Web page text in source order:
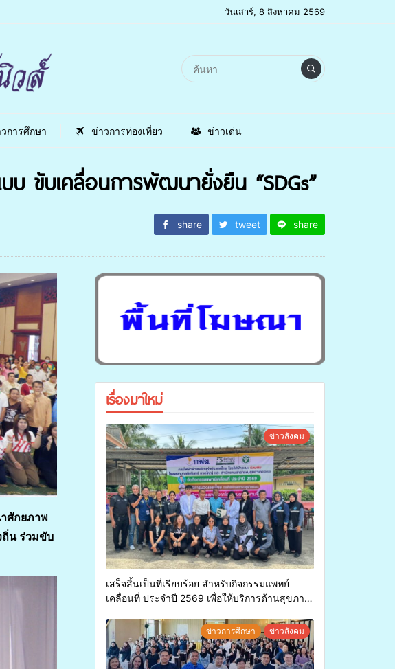
วันเสาร์, 8 สิงหาคม 2569
การศึกษา ข่าวการท่องเที่ยว ข่าวเด่น
ขับเคลื่อนการพัฒนายั่งยืน “SDGs”
share tweet share
ศักยภาพ
น ร่วมขับ
เรื่องมาใหม่
ข่าวสังคม
เสร็จสิ้นเป็นที่เรียบร้อย สำหรับกิจกรรมแพทย์
เคลื่อนที่ ประจำปี 2569 เพื่อให้บริการด้านสุขภาพ
ข่าวการศึกษา ข่าวสังคม